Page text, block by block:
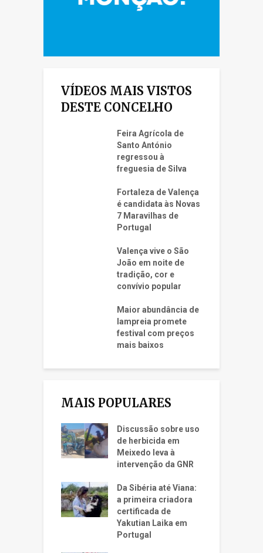
VÍDEOS MAIS VISTOS
DESTE CONCELHO
Feira Agrícola de
Santo António
regressou à
freguesia de Silva
Fortaleza de Valença
é candidata às Novas
7 Maravilhas de
Portugal
Valença vive o São
João em noite de
tradição, cor e
convívio popular
Maior abundância de
lampreia promete
festival com preços
mais baixos
MAIS POPULARES
Discussão sobre uso
de herbicida em
Meixedo leva à
intervenção da GNR
Da Sibéria até Viana:
a primeira criadora
certificada de
Yakutian Laika em
Portugal